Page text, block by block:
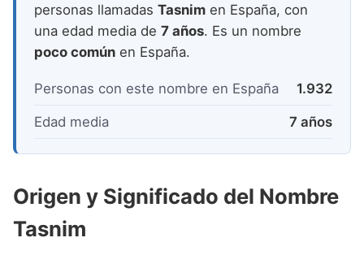
Nombres de Niña que empiezan por W
Nombres de Niña que empiezan por X
personas llamadas Tasnim en España, con
una edad media de 7 años. Es un nombre
poco común en España.
Personas con este nombre en España 1.932
Edad media 7 años
Origen y Significado del Nombre
Tasnim